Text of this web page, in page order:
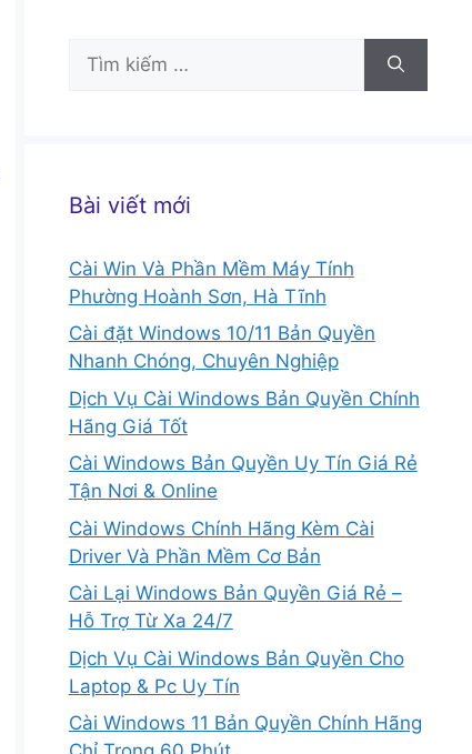
Tìm
kiếm
Bài viết mới
Cài Win Và Phần Mềm Máy Tính
Phường Hoành Sơn, Hà Tĩnh
Cài đặt Windows 10/11 Bản Quyền
Nhanh Chóng, Chuyên Nghiệp
Dịch Vụ Cài Windows Bản Quyền Chính
Hãng Giá Tốt
Cài Windows Bản Quyền Uy Tín Giá Rẻ
Tận Nơi & Online
Cài Windows Chính Hãng Kèm Cài
Driver Và Phần Mềm Cơ Bản
Cài Lại Windows Bản Quyền Giá Rẻ –
Hỗ Trợ Từ Xa 24/7
Dịch Vụ Cài Windows Bản Quyền Cho
Laptop & Pc Uy Tín
Cài Windows 11 Bản Quyền Chính Hãng